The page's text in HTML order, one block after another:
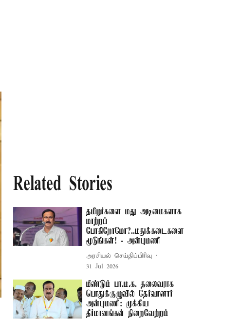
Related Stories
தமிழர்களை மது அடிமைகளாக
மாற்றப்
போகிறோமோ?..மதுக்கடைகளை
மூடுங்கள்! - அன்புமணி
அரசியல் செய்திப்பிரிவு
31 Jul 2026
மீண்டும் பா.ம.க. தலைவராக
பொதுக்குழுவில் தேர்வானார்
அன்புமணி: முக்கிய
தீர்மானங்கள் நிறைவேற்றம்